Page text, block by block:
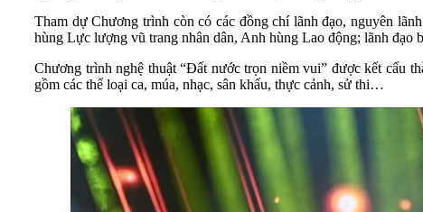
Tham dự Chương trình còn có các đồng chí lãnh đạo, nguyên
hùng Lực lượng vũ trang nhân dân, Anh hùng Lao động; lãnh
Chương trình nghệ thuật “Đất nước trọn niềm vui” được kết cấu
gồm các thể loại ca, múa, nhạc, sân khấu, thực cảnh, sử thi…